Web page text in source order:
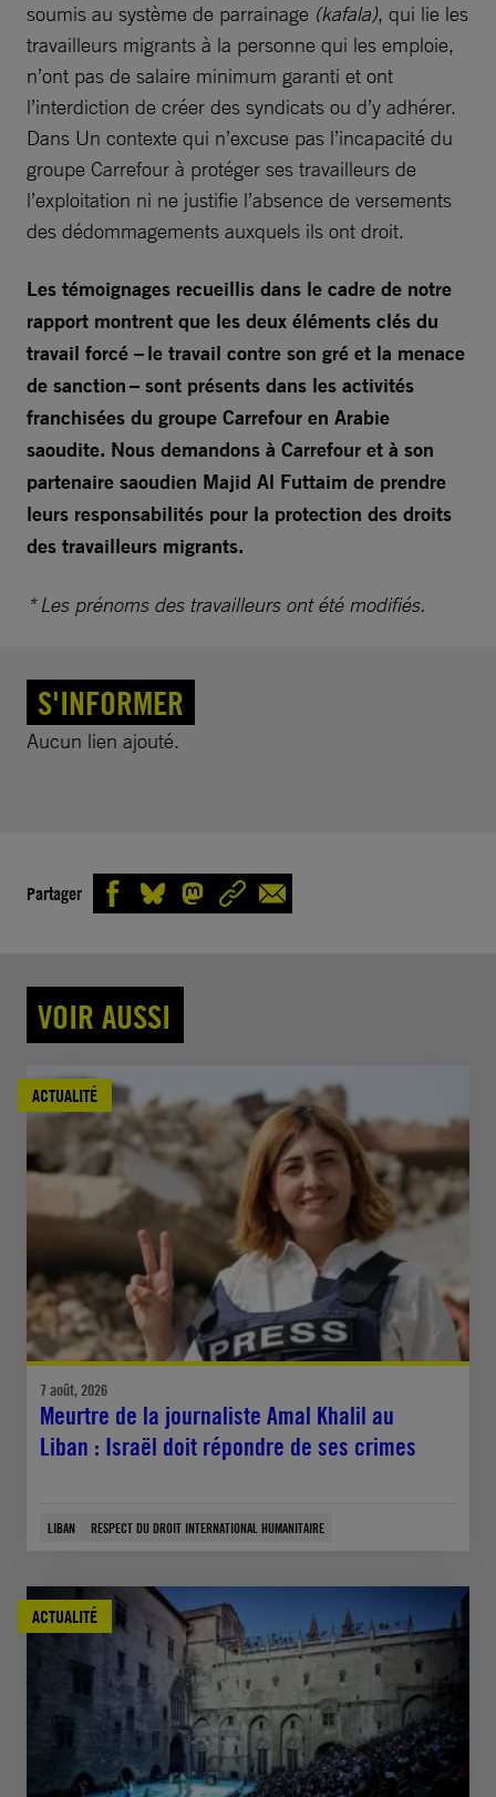
soumis au système de parrainage (kafala), qui lie les
travailleurs migrants à la personne qui les emploie,
n’ont pas de salaire minimum garanti et ont
l’interdiction de créer des syndicats ou d’y adhérer.
Dans Un contexte qui n’excuse pas l’incapacité du
groupe Carrefour à protéger ses travailleurs de
l’exploitation ni ne justifie l’absence de versements
des dédommagements auxquels ils ont droit.
Les témoignages recueillis dans le cadre de notre
rapport montrent que les deux éléments clés du
travail forcé – le travail contre son gré et la menace
de sanction – sont présents dans les activités
franchisées du groupe Carrefour en Arabie
saoudite. Nous demandons à Carrefour et à son
partenaire saoudien Majid Al Futtaim de prendre
leurs responsabilités pour la protection des droits
des travailleurs migrants.
* Les prénoms des travailleurs ont été modifiés.
S'INFORMER
Aucun lien ajouté.
Partager
VOIR AUSSI
ACTUALITÉ
7 août, 2026
Meurtre de la journaliste Amal Khalil au
Liban : Israël doit répondre de ses crimes
LIBAN RESPECT DU DROIT INTERNATIONAL HUMANITAIRE
ACTUALITÉ